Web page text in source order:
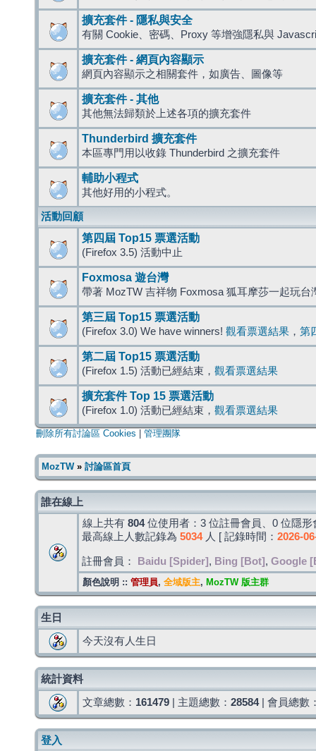
擴充套件 - 隱私與安全
有關 Cookie、密碼、Proxy 等增強隱私與
擴充套件 - 網頁內容顯示
網頁內容顯示之相關套件，如廣告、圖像等
擴充套件 - 其他
其他無法歸類於上述各項的擴充套件
Thunderbird 擴充套件
本區專門用以收錄 Thunderbird 之擴充套件
輔助小程式
其他好用的小程式。
活動回顧
第四屆 Top15 票選活動
(Firefox 3.5) 活動中止
Foxmosa 遊台灣
帶著 MozTW 吉祥物 Foxmosa 狐耳摩莎一起玩台
第三屆 Top15 票選活動
(Firefox 3.0) We have winners! 觀看票選結果 ， 第
第二屆 Top15 票選活動
(Firefox 1.5) 活動已經結束， 觀看票選結果
擴充套件 Top 15 票選活動
(Firefox 1.0) 活動已經結束， 觀看票選結果
刪除所有討論區 Cookies 管理團隊
MozTW» 討論區首頁
誰在線上
線上共有 804位使用者：3 位註冊會員、0 位隱
最高線上人數記錄為 5034人 [ 記錄時間： 2026-
註冊會員： Baidu [Spider] , Bing [Bot] , Google
顏色說明 :: 管理員, 全域版主, MozTW 版主群
生日
今天沒有人生日
統計資料
文章總數： 161479 | 主題總數： 28584| 會員總數
登入